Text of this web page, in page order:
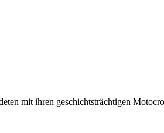
mit ihren geschichtsträchtigen